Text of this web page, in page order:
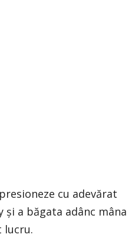
cu adevărat
și a băgata adânc mâna
lucru.